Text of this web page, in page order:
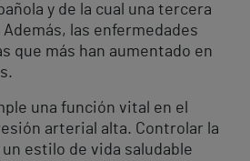
y de la cual una tercera
las enfermedades
que más han aumentado en
una función vital en el
arterial alta. Controlar la
estilo de vida saludable